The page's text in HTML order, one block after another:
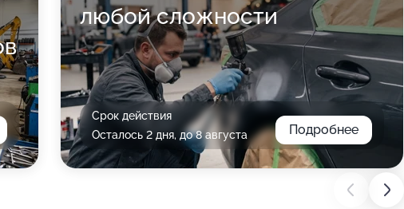
любой сложности
Срок действия
Осталось 2 дня, до 8 августа
Подробнее